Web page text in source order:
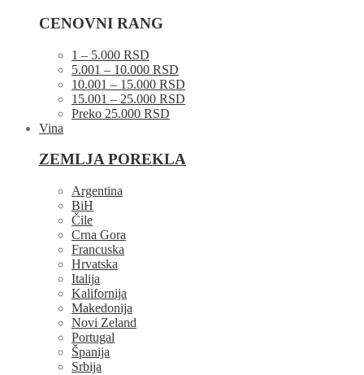
CENOVNI RANG
1 – 5.000 RSD
5.001 – 10.000 RSD
10.001 – 15.000 RSD
15.001 – 25.000 RSD
Preko 25.000 RSD
Vina
ZEMLJA POREKLA
Argentina
BiH
Čile
Crna Gora
Francuska
Hrvatska
Italija
Kalifornija
Makedonija
Novi Zeland
Portugal
Španija
Srbija